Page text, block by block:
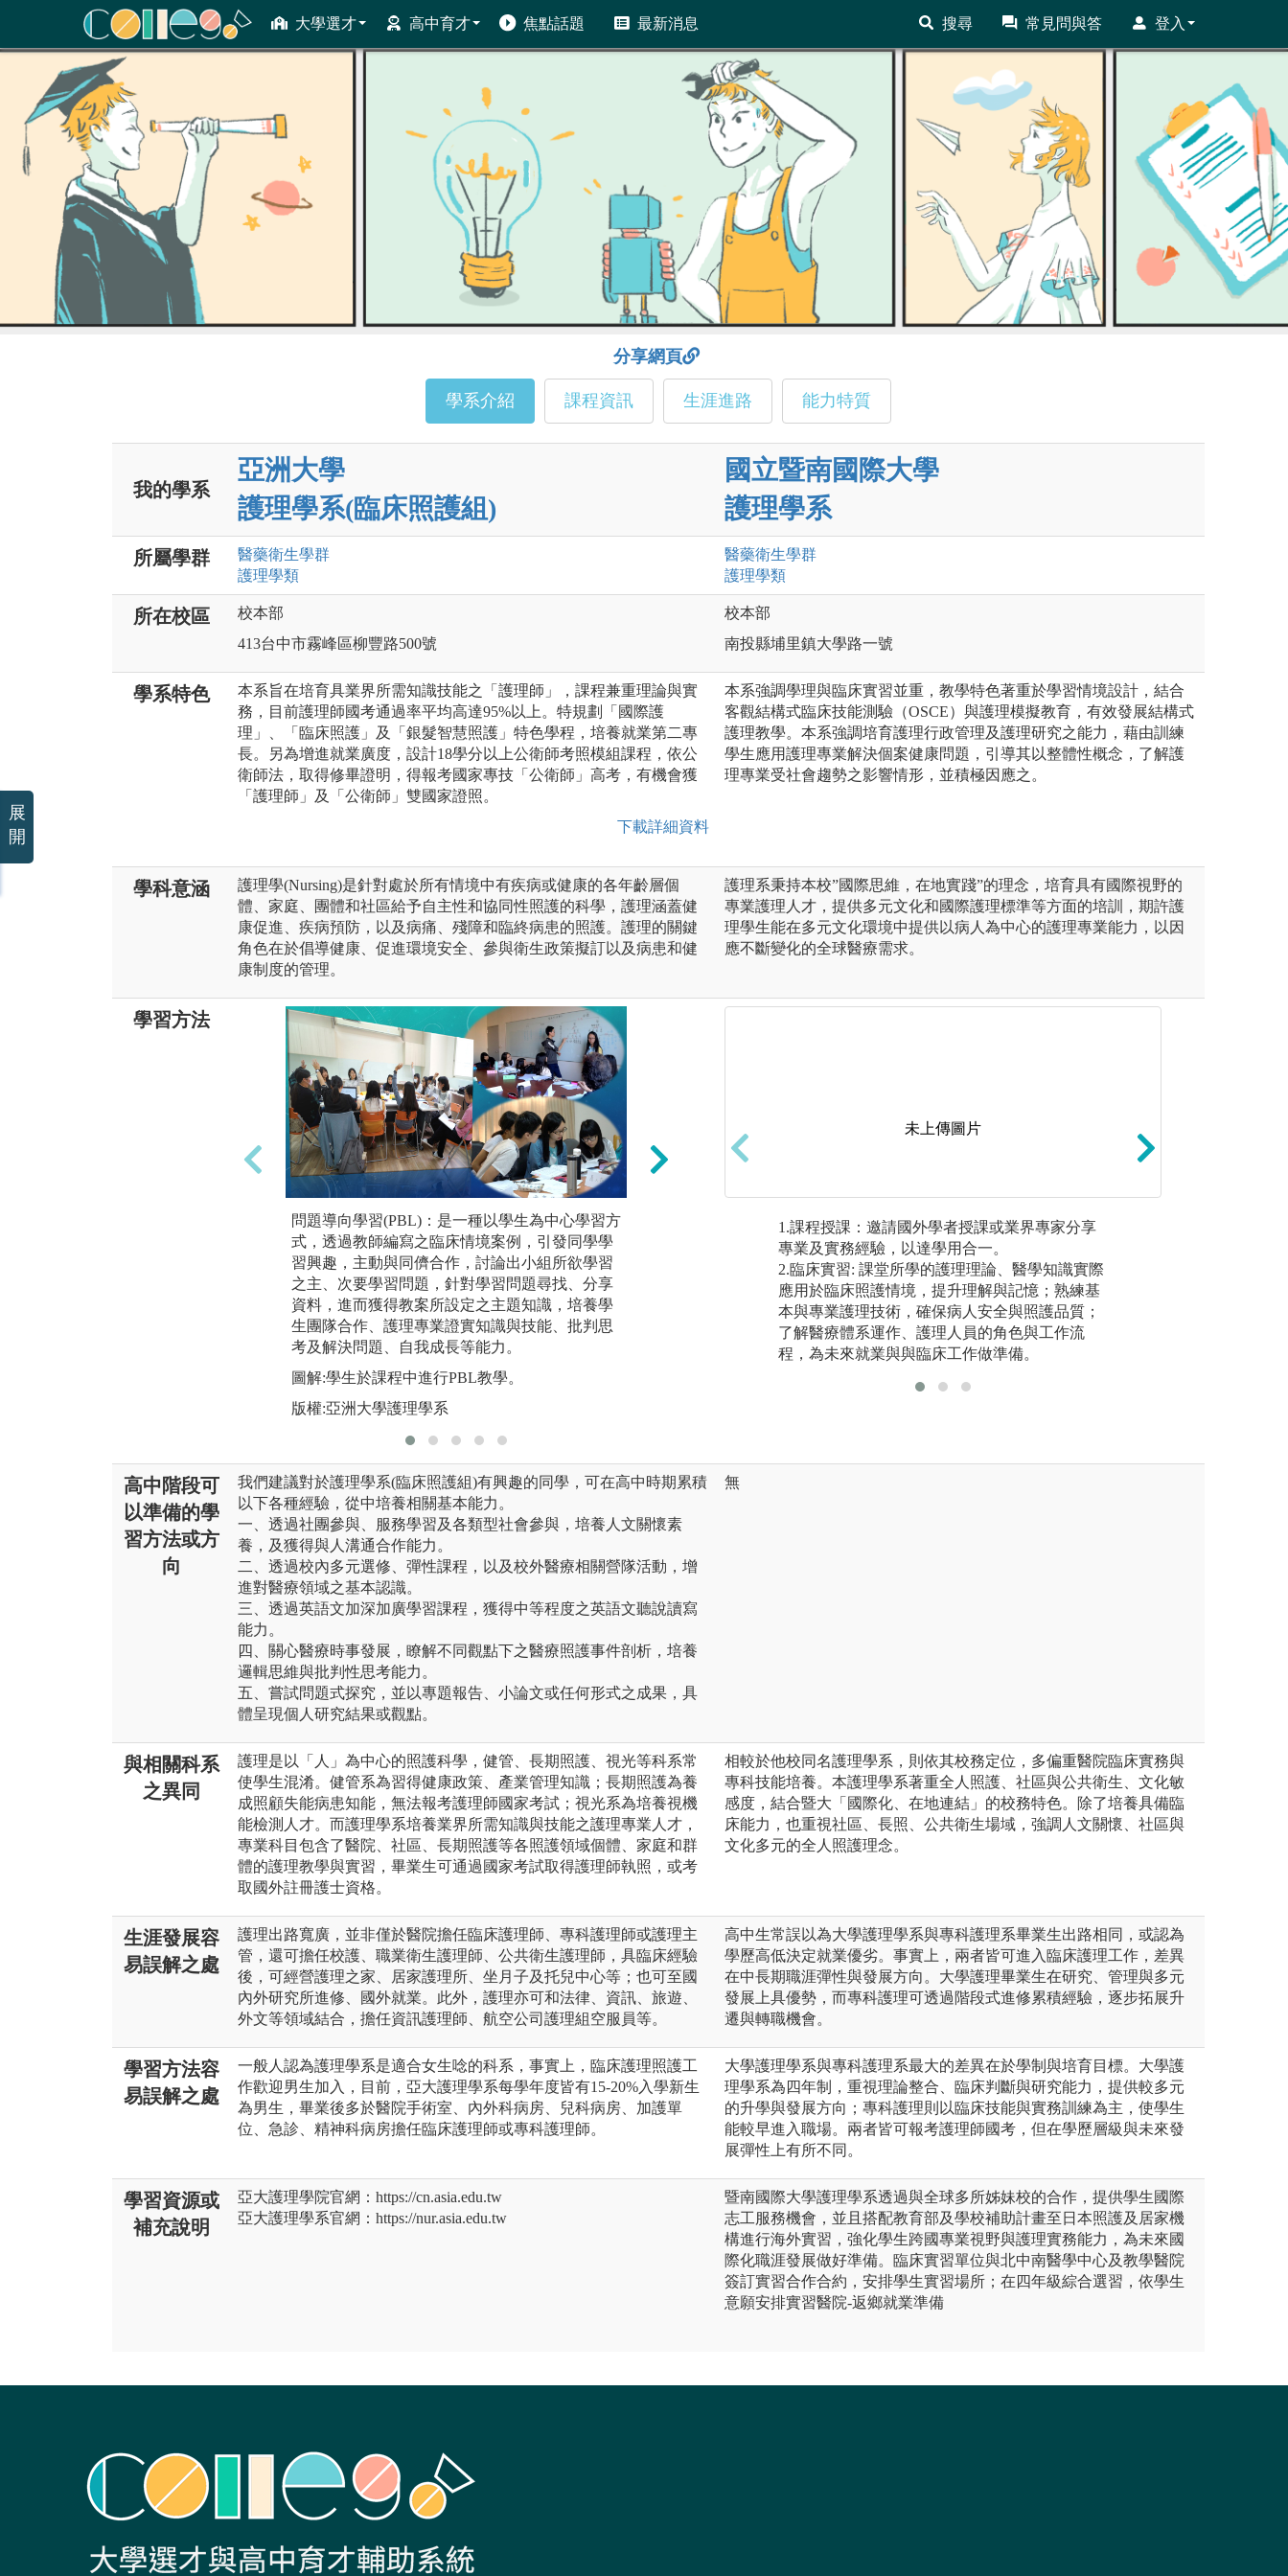
大學選才 高中育才 焦點話題 最新消息 搜尋 常見問與答 登入
ColleGo! 大學選才與高中育才輔助系統
分享網頁
學系介紹 課程資訊 生涯進路 能力特質
我的學系
亞洲大學
護理學系(臨床照護組)
國立暨南國際大學
護理學系
所屬學群 醫藥衛生學群
護理學類
醫藥衛生學群
護理學類
所在校區
校本部
413台中市霧峰區柳豐路500號
校本部
南投縣埔里鎮大學路一號
學系特色
本系旨在培育具業界所需知識技能之「護理師」，課程兼重理論與實
務，目前護理師國考通過率平均高達95%以上。特規劃「國際護
理」、「臨床照護」及「銀髮智慧照護」特色學程，培養就業第二專
長。另為增進就業廣度，設計18學分以上公衛師考照模組課程，依公
衛師法，取得修畢證明，得報考國家專技「公衛師」高考，有機會獲
「護理師」及「公衛師」雙國家證照。
下載詳細資料
本系強調學理與臨床實習並重，教學特色著重於學習情境設計，結合
客觀結構式臨床技能測驗（OSCE）與護理模擬教育，有效發展結構式
護理教學。本系強調培育護理行政管理及護理研究之能力，藉由訓練
學生應用護理專業解決個案健康問題，引導其以整體性概念，了解護
理專業受社會趨勢之影響情形，並積極因應之。
學科意涵
護理學(Nursing)是針對處於所有情境中有疾病或健康的各年齡層個
體、家庭、團體和社區給予自主性和協同性照護的科學，護理涵蓋健
康促進、疾病預防，以及病痛、殘障和臨終病患的照護。護理的關鍵
角色在於倡導健康、促進環境安全、參與衛生政策擬訂以及病患和健
康制度的管理。
護理系秉持本校”國際思維，在地實踐”的理念，培育具有國際視野的
專業護理人才，提供多元文化和國際護理標準等方面的培訓，期許護
理學生能在多元文化環境中提供以病人為中心的護理專業能力，以因
應不斷變化的全球醫療需求。
學習方法
問題導向學習(PBL)：是一種以學生為中心學習方
式，透過教師編寫之臨床情境案例，引發同學學
習興趣，主動與同儕合作，討論出小組所欲學習
之主、次要學習問題，針對學習問題尋找、分享
資料，進而獲得教案所設定之主題知識，培養學
生團隊合作、護理專業證實知識與技能、批判思
考及解決問題、自我成長等能力。
圖解:學生於課程中進行PBL教學。
版權:亞洲大學護理學系
體驗教學：
經由活動的安排及設計，使學習者身歷其境，在
學習之情境中實踐、體驗及反思，以建構學習者
新經驗。
圖解:學生課程中進行體驗學習。
版權:亞洲大學護理學系
未上傳圖片
1.課程授課：邀請國外學者授課或業界專家分享
專業及實務經驗，以達學用合一。
2.臨床實習: 課堂所學的護理理論、醫學知識實際
應用於臨床照護情境，提升理解與記憶；熟練基
本與專業護理技術，確保病人安全與照護品質；
了解醫療體系運作、護理人員的角色與工作流
程，為未來就業與與臨床工作做準備。
高中階段可
以準備的學
習方法或方
向
我們建議對於護理學系(臨床照護組)有興趣的同學，可在高中時期累積
以下各種經驗，從中培養相關基本能力。
一、透過社團參與、服務學習及各類型社會參與，培養人文關懷素
養，及獲得與人溝通合作能力。
二、透過校內多元選修、彈性課程，以及校外醫療相關營隊活動，增
進對醫療領域之基本認識。
三、透過英語文加深加廣學習課程，獲得中等程度之英語文聽說讀寫
能力。
四、關心醫療時事發展，瞭解不同觀點下之醫療照護事件剖析，培養
邏輯思維與批判性思考能力。
五、嘗試問題式探究，並以專題報告、小論文或任何形式之成果，具
體呈現個人研究結果或觀點。
無
與相關科系
之異同
護理是以「人」為中心的照護科學，健管、長期照護、視光等科系常
使學生混淆。健管系為習得健康政策、產業管理知識；長期照護為養
成照顧失能病患知能，無法報考護理師國家考試；視光系為培養視機
能檢測人才。而護理學系培養業界所需知識與技能之護理專業人才，
專業科目包含了醫院、社區、長期照護等各照護領域個體、家庭和群
體的護理教學與實習，畢業生可通過國家考試取得護理師執照，或考
取國外註冊護士資格。
相較於他校同名護理學系，則依其校務定位，多偏重醫院臨床實務與
專科技能培養。本護理學系著重全人照護、社區與公共衛生、文化敏
感度，結合暨大「國際化、在地連結」的校務特色。除了培養具備臨
床能力，也重視社區、長照、公共衛生場域，強調人文關懷、社區與
文化多元的全人照護理念。
生涯發展容
易誤解之處
護理出路寬廣，並非僅於醫院擔任臨床護理師、專科護理師或護理主
管，還可擔任校護、職業衛生護理師、公共衛生護理師，具臨床經驗
後，可經營護理之家、居家護理所、坐月子及托兒中心等；也可至國
內外研究所進修、國外就業。此外，護理亦可和法律、資訊、旅遊、
外文等領域結合，擔任資訊護理師、航空公司護理組空服員等。
高中生常誤以為大學護理學系與專科護理系畢業生出路相同，或認為
學歷高低決定就業優劣。事實上，兩者皆可進入臨床護理工作，差異
在中長期職涯彈性與發展方向。大學護理畢業生在研究、管理與多元
發展上具優勢，而專科護理可透過階段式進修累積經驗，逐步拓展升
遷與轉職機會。
學習方法容
易誤解之處
一般人認為護理學系是適合女生唸的科系，事實上，臨床護理照護工
作歡迎男生加入，目前，亞大護理學系每學年度皆有15-20%入學新生
為男生，畢業後多於醫院手術室、內外科病房、兒科病房、加護單
位、急診、精神科病房擔任臨床護理師或專科護理師。
大學護理學系與專科護理系最大的差異在於學制與培育目標。大學護
理學系為四年制，重視理論整合、臨床判斷與研究能力，提供較多元
的升學與發展方向；專科護理則以臨床技能與實務訓練為主，使學生
能較早進入職場。兩者皆可報考護理師國考，但在學歷層級與未來發
展彈性上有所不同。
學習資源或
補充說明
亞大護理學院官網：https://cn.asia.edu.tw
亞大護理學系官網：https://nur.asia.edu.tw
暨南國際大學護理學系透過與全球多所姊妹校的合作，提供學生國際
志工服務機會，並且搭配教育部及學校補助計畫至日本照護及居家機
構進行海外實習，強化學生跨國專業視野與護理實務能力，為未來國
際化職涯發展做好準備。臨床實習單位與北中南醫學中心及教學醫院
簽訂實習合作合約，安排學生實習場所；在四年級綜合選習，依學生
意願安排實習醫院-返鄉就業準備
展
開